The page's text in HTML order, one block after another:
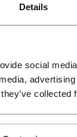
Details
social